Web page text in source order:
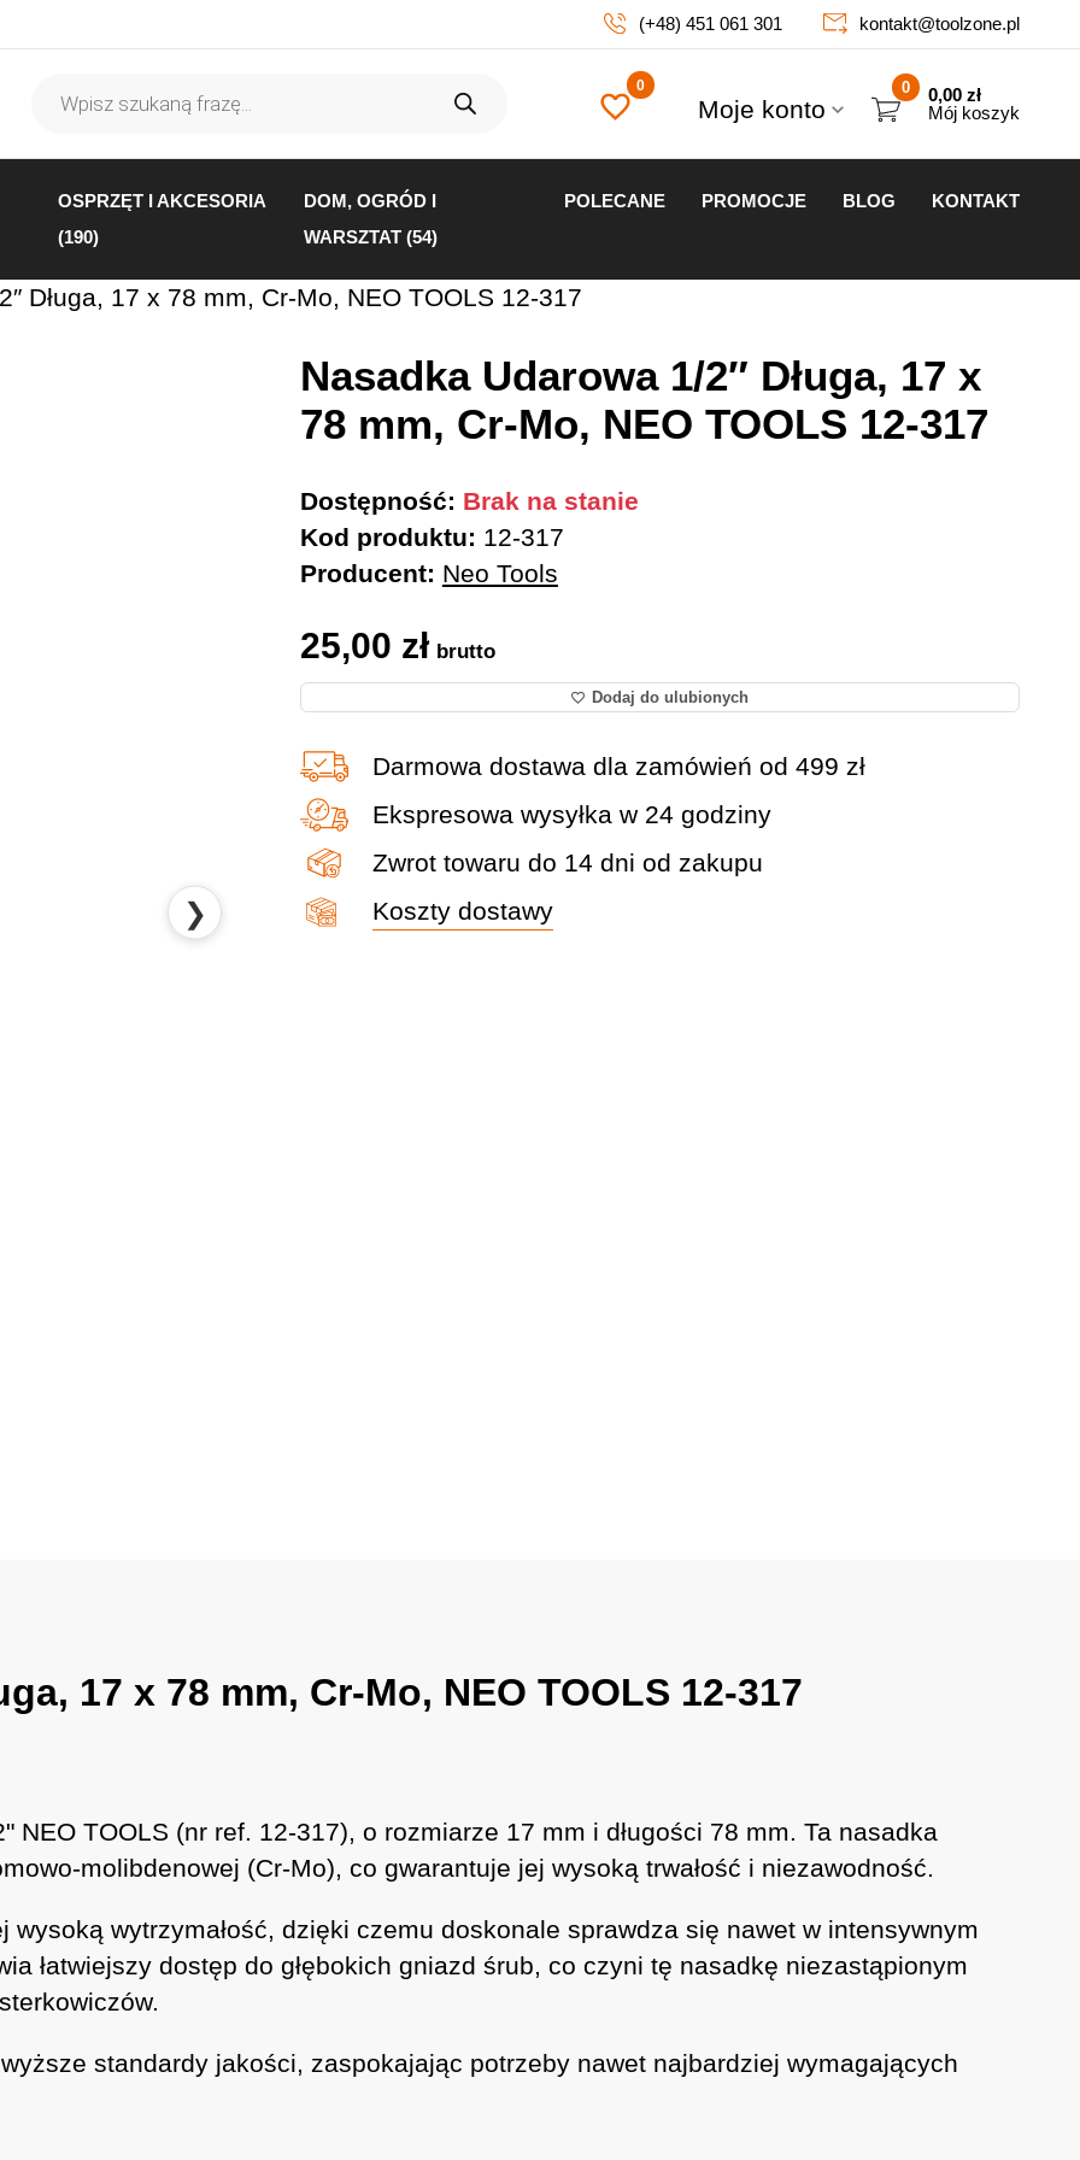
(+48) 451 061 301 kontakt@toolzone.pl
produktów
Moje konto
0,00 zł
Mój koszyk
0
OSPRZĘT I AKCESORIA
(190)
DOM, OGRÓD I
WARSZTAT (54)
POLECANE PROMOCJE BLOG KONTAKT
Długa, 17 x 78 mm, Cr-Mo, NEO TOOLS 12-317
❯
Nasadka Udarowa 1/2″ Długa, 17 x
78 mm, Cr-Mo, NEO TOOLS 12-317
Dostępność: Brak na stanie
Kod produktu: 12-317
Producent: Neo Tools
25,00 zł brutto
Dodaj do ulubionych
Darmowa dostawa dla zamówień od 499 zł
Ekspresowa wysyłka w 24 godziny
Zwrot towaru do 14 dni od zakupu
Koszty dostawy
17 x 78 mm, Cr-Mo, NEO TOOLS 12-317
NEO TOOLS (nr ref. 12-317), o rozmiarze 17 mm i długości 78 mm. Ta nasadka
molibdenowej (Cr-Mo), co gwarantuje jej wysoką trwałość i niezawodność.
wytrzymałość, dzięki czemu doskonale sprawdza się nawet w intensywnym
łatwiejszy dostęp do głębokich gniazd śrub, co czyni tę nasadkę niezastąpionym
standardy jakości, zaspokajając potrzeby nawet najbardziej wymagających